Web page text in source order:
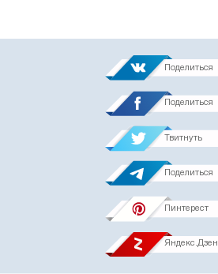
Поделиться
Поделиться
Твитнуть
Поделиться
Пинтерест
Яндекс.Дзен